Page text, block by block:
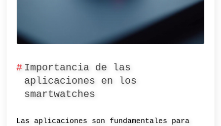
Importancia de las
aplicaciones en los
smartwatches
Las aplicaciones son fundamentales para